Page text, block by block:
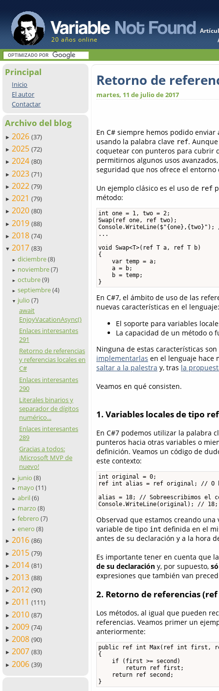
20 años online
Principal
Inicio
El autor
Contactar
Archivo del blog
► 2026 (37)
► 2025 (72)
► 2024 (80)
► 2023 (71)
► 2022 (79)
► 2021 (79)
► 2020 (80)
► 2019 (88)
► 2018 (74)
▼ 2017 (83)
► diciembre (8)
► noviembre (7)
► octubre (9)
► septiembre (4)
▼ julio (7)
await
EnjoyVacationAsync()
Enlaces interesantes
291
Retorno de referencias
y referencias locales en
C#
Enlaces interesantes
290
Literales binarios y
separador de dígitos
numérico...
Enlaces interesantes
289
Gracias a todos:
¡Microsoft MVP de
nuevo!
► junio (8)
► mayo (11)
► abril (6)
► marzo (8)
► febrero (7)
► enero (8)
► 2016 (86)
► 2015 (79)
► 2014 (81)
► 2013 (88)
► 2012 (90)
► 2011 (111)
► 2010 (87)
► 2009 (74)
► 2008 (90)
► 2007 (83)
► 2006 (39)
Retorno de
martes, 11 de julio de 2017
En C# siempre hemos podido
usando la palabra clave ref.
coquetear con punteros para cubrir
permitirnos algunos usos
seguridad que nos ofrece el entorno
Un ejemplo clásico es el uso de ref
método:
int one = 1, two = 2;
Swap(ref one, ref two);
...
void Swap<T>(ref T a, ref T b)
{
    var temp = a;
    a = b;
    b = temp;
}
En C#7, el ámbito de uso de las
nuevas características en el lenguaje:
El soporte para variables
La capacidad de un método o
Ninguna de estas características
implementarlas en el lenguaje hace
saltar a la palestra y, tras la
Veamos en qué consisten.
1. Variables locales de tipo
En C#7 podemos utilizar la palabra
punteros hacia otras variables o
definición. Veamos un código de
este contexto:
int original = 0;
ref int alias = ref original; // O
alias = 18; // Sobreescribimos el
Console.WriteLine(original); // 18;
Observad que estamos creando
variable de tipo int definida en el
antes de su declaración y a la hora
Es importante tener en cuenta que
de su declaración y, por supuesto,
expresiones que también van
2. Retorno de referencias
Los métodos, al igual que pueden
referencias. Veamos primer un
anteriormente:
public ref int Max(ref int first,
{
    if (first >= second)
        return ref first;
    return ref second;
}